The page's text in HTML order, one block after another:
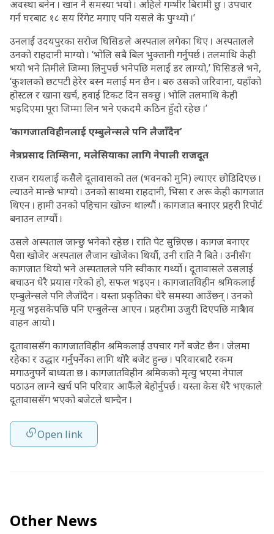
अवस्था बनेन । खान नै समस्या भयो । अहिले गम्भीर बिरामी छु । उपचार
गर्न घरबाट १८ सय रिंगेट मगाए पनि यसले के पुग्थ्यो ।’
उनलाई उदयपुरका सरोज घिसिङले अस्पताल लगेका थिए । अस्पतालले
उनको राहदानी माग्यो । ‘भोलि सबै बिल भुक्तानी गर्नुपर्छ । तलमाथि केही
भयो भने तिमीले जिम्मा लिनुपर्छ भनेपछि मलाई डर लाग्यो,’ घिसिङले भने,
‘कुशलको छटपटी हेरेर बस्न मलाई मन छैन । बरु उसको जरिवाना, यहाँको
होस्टल र खाना खर्च, हवाई टिकट दिन सक्छु । भोलि तलमाथि केही
भइदिएमा पूरा जिम्मा लिन भने एकदमै कठिन हुँदो रहेछ ।’
‘कागजातविहीनलाई एम्बुलेन्सले पनि लैजाँदैन’
नेत्रप्रसाद तिम्सिना, मलेसियाका लागि नेपाली राजदूत
राजन रायलाई कसैले दूतावासको तल (भवनको मुनि) ल्याएर छोडिदिएछ ।
ल्याउने मान्छे भाग्यो । उनको साथमा राहदानी, भिसा र अरू केही कागजात
थिएन । हामी उनको पहिचान खोज्न थाल्यौं । कागजात बनाएर प्रहरी रिपोर्ट
बनाउन लाग्यौं ।
उसले अस्पताल जान्छु भनेको रहेछ । राति पेट सुन्निएछ । कागज बनाएर
पैसा खोजेर अस्पताल लैजान खोजेका थियौं, उनी राति नै बिते । उनीसँग
कागजात थियो भने अस्पतालले पनि स्वीकार गर्थ्यो । दूतावासले उसलाई
बचाउन धेरै प्रयास गरेको हो, सफल भइएन । कागजातविहीन श्रमिकलाई
एम्बुलेन्सले पनि लैजाँदैन । यस्ता प्रकृतिका धेरै समस्या आउँछन् । उनको
मृत्यु भइसकेपछि पनि एम्बुलेन्स आएन । प्रहरीमा उजुरी दिएपछि मात्रै शव
वाहन आयो ।
दूतावाससँग कागजातविहीन श्रमिकलाई उपचार गर्ने बजेट छैन । जेलमा
रहेका र उद्धार गर्नुपर्नेका लागि थोरै बजेट हुन्छ । परिवारबाटै रकम
मगाउनुपर्ने बाध्यता छ । कागजातविहीन श्रमिकको मृत्यु भएमा नेपाल
पठाउन लाग्ने खर्च पनि परिवार आफैंले बेहोर्नुपर्छ । यस्ता केस धेरै भएकाले
दूतावाससँग भएको बजेटले धान्दैन ।
Open link
Other News